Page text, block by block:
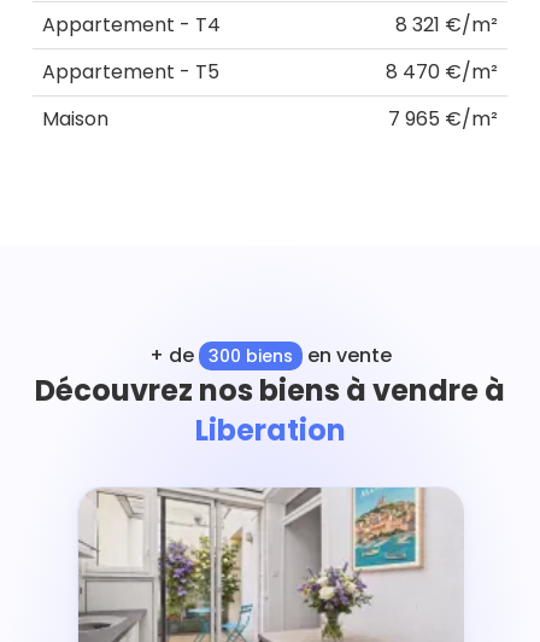
Appartement - T4
8 321 €/m²
Appartement - T5
8 470 €/m²
Maison
7 965 €/m²
+ de 300 biens en vente
Découvrez nos biens à vendre à
Liberation